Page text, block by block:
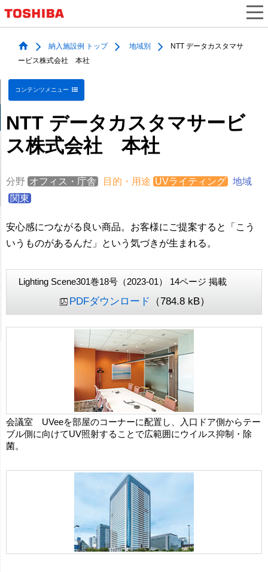
納入施設例 トップ 地域別
NTT データカスタマサ
ービス株式会社 本社
コンテンツメニュー
NTT データカスタマサービ
ス株式会社 本社
分野 オフィス・庁舎 目的・用途 UVライティング
地域
関東
安心感につながる良い商品。お客様にご提案すると「こう
いうものがあるんだ」という気づきが生まれる。
Lighting Scene301巻18号（2023-01） 14ページ 掲載
PDFダウンロード （784.8 kB）
会議室 UVeeを部屋のコーナーに配置し、入口ドア側からテー
ブル側に向けてUV照射することで広範囲にウイルス抑制・除
菌。